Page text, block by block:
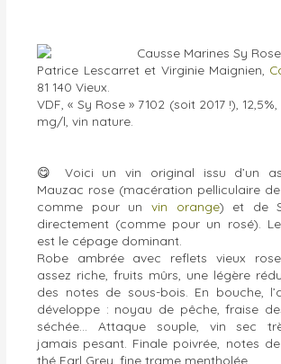
Patrice Lescarret et Virginie Maignien,
81 140 Vieux.
VDF, « Sy Rose » 7102 (soit 2017 !),
mg/l, vin nature.
😋
Voici un vin original issu d’un
Mauzac rose (macération pelliculaire de
comme pour un vin orange) et de
directement (comme pour un rosé).
est le cépage dominant.
Robe ambrée avec reflets vieux
assez riche, fruits mûrs, une légère
des notes de sous-bois. En bouche,
développe : noyau de pêche, fraise
séchée… Attaque souple, vin sec
jamais pesant. Finale poivrée, notes
thé Earl Grey, fine trame mentholée.